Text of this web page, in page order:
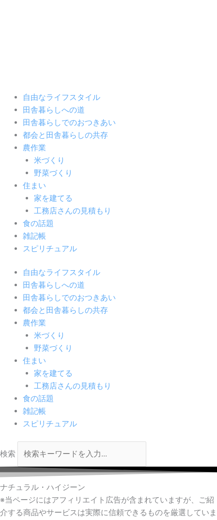
自由なライフスタイル
田舎暮らしへの道
田舎暮らしでのおつきあい
都会と田舎暮らしの共存
農作業
米づくり
野菜づくり
住まい
家を建てる
工務店さんの見積もり
食の話題
雑記帳
スピリチュアル
自由なライフスタイル
田舎暮らしへの道
田舎暮らしでのおつきあい
都会と田舎暮らしの共存
農作業
米づくり
野菜づくり
住まい
家を建てる
工務店さんの見積もり
食の話題
雑記帳
スピリチュアル
検索
ナチュラル・ハイジーン
※当ページにはアフィリエイト広告が含まれていますが、ご紹
介する商品やサービスは実際に信頼できるものを厳選していま